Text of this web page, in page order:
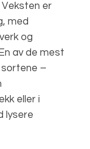
Veksten er
med
og
av de mest
–
eller i
lysere